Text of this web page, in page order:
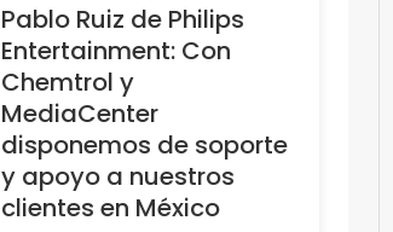
Pablo Ruiz de Philips
Entertainment: Con
Chemtrol y
MediaCenter
disponemos de soporte
y apoyo a nuestros
clientes en México